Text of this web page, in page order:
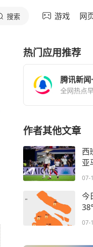
搜索 游戏 网
热门应用推荐
腾讯新闻
全网热点
作者其他文章
西
亚
佩
07-
今
红
07-